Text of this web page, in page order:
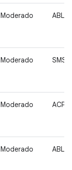
Moderado ABL
Moderado SMS
Moderado ACPM
Moderado ABL